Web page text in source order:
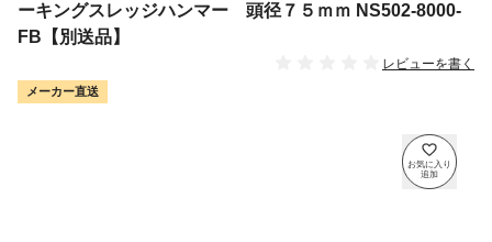
ーキングスレッジハンマー 頭径７５ｍｍ NS502-8000-
FB【別送品】
レビューを書く
メーカー直送